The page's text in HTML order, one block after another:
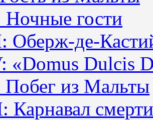
Ночные гости
Оберж-де-
«Domus Dulcis
Побег из Мальты
Карнавал смерти